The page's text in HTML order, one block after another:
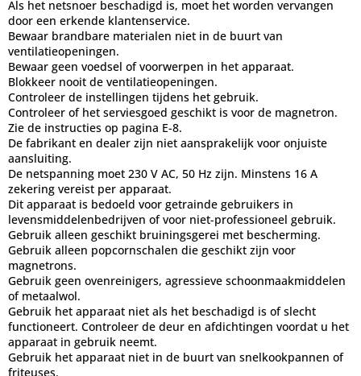
Als het netsnoer beschadigd is, moet het worden vervangen
door een erkende klantenservice.
Bewaar brandbare materialen niet in de buurt van
ventilatieopeningen.
Bewaar geen voedsel of voorwerpen in het apparaat.
Blokkeer nooit de ventilatieopeningen.
Controleer de instellingen tijdens het gebruik.
Controleer of het serviesgoed geschikt is voor de magnetron.
Zie de instructies op pagina E-8.
De fabrikant en dealer zijn niet aansprakelijk voor onjuiste
aansluiting.
De netspanning moet 230 V AC, 50 Hz zijn. Minstens 16 A
zekering vereist per apparaat.
Dit apparaat is bedoeld voor getrainde gebruikers in
levensmiddelenbedrijven of voor niet-professioneel gebruik.
Gebruik alleen geschikt bruiningsgerei met bescherming.
Gebruik alleen popcornschalen die geschikt zijn voor
magnetrons.
Gebruik geen ovenreinigers, agressieve schoonmaakmiddelen
of metaalwol.
Gebruik het apparaat niet als het beschadigd is of slecht
functioneert. Controleer de deur en afdichtingen voordat u het
apparaat in gebruik neemt.
Gebruik het apparaat niet in de buurt van snelkookpannen of
friteuses.